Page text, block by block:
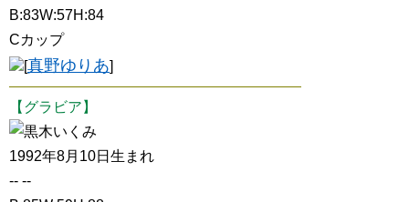
B:83W:57H:84
Cカップ
[真野ゆりあ]
【グラビア】
黒木いくみ
1992年8月10日生まれ
-- --